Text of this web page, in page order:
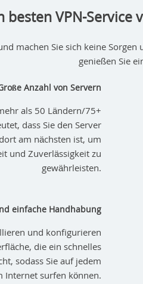
besten VPN-
machen Sie sich keine
genießen Sie
Anzahl von Servern
als 50 Ländern/75+
dass Sie den Server
am nächsten ist, um
und Zuverlässigkeit zu
gewährleisten.
einfache Handhabung
und konfigurieren
die ein schnelles
sodass Sie auf jedem
Internet surfen können.